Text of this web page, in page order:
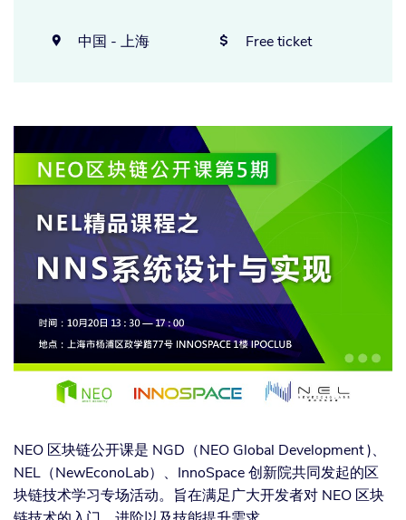
 中国 - 上海  Free ticket
NEO 区块链公开课是 NGD（NEO Global Development )、
NEL（NewEconoLab）、InnoSpace 创新院共同发起的区
块链技术学习专场活动。旨在满足广大开发者对 NEO 区块